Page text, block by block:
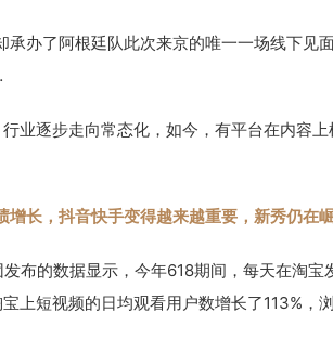
办了阿根廷队此次来京的唯一一场线下见
业逐步走向常态化，如今，有平台在内容
长，抖音快手变得越来越重要，新秀仍在崛
布的数据显示，今年618期间，每天在淘宝
上短视频的日均观看用户数增长了113%，